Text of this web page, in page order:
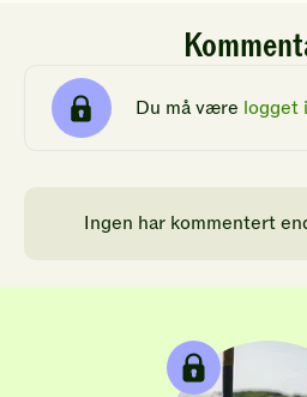
Du må være logget
Ingen har kommentert